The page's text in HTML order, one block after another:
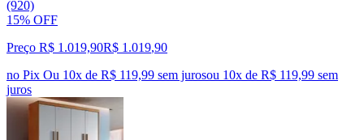
(920)
15% OFF
Preço R$ 1.019,90R$ 1.019,90
no Pix Ou 10x de R$ 119,99 sem jurosou 10x de R$ 119,99 sem
juros